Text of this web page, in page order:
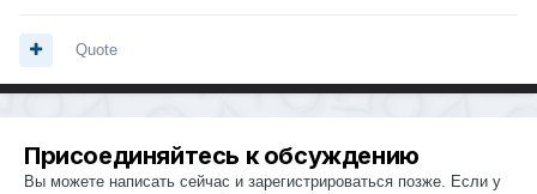
Quote
Присоединяйтесь к обсуждению
Вы можете написать сейчас и зарегистрироваться позже. Если у